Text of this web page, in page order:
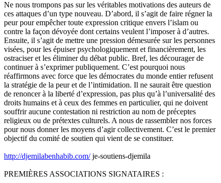
Ne nous trompons pas sur les véritables motivations des auteurs de
ces attaques d’un type nouveau. D’abord, il s’agit de faire régner la
peur pour empêcher toute expression critique envers l’islam ou
contre la façon dévoyée dont certains veulent l’imposer à d’autres.
Ensuite, il s’agit de mettre une pression démesurée sur les personnes
visées, pour les épuiser psychologiquement et financièrement, les
ostraciser et les éliminer du débat public. Bref, les décourager de
continuer à s’exprimer publiquement. C’est pourquoi nous
réaffirmons avec force que les démocrates du monde entier refusent
la stratégie de la peur et de l’intimidation. Il ne saurait être question
de renoncer à la liberté d’expression, pas plus qu’à l’universalité des
droits humains et à ceux des femmes en particulier, qui ne doivent
souffrir aucune contestation ni restriction au nom de préceptes
religieux ou de prétextes culturels. A nous de rassembler nos forces
pour nous donner les moyens d’agir collectivement. C’est le premier
objectif du comité de soutien qui vient de se constituer.
http://djemilabenhabib.com/je-soutiens-djemila
PREMIÈRES ASSOCIATIONS SIGNATAIRES :